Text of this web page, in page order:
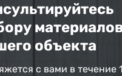
объекта
с вами в течение